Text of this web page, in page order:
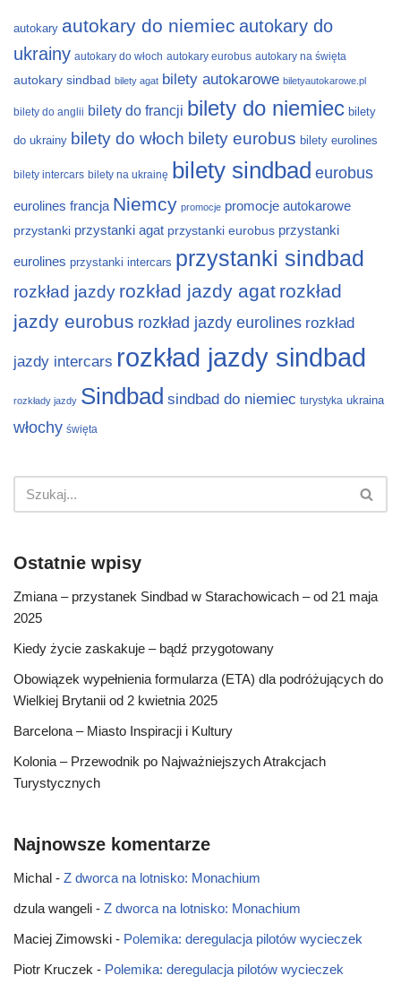
autokary autokary do niemiec autokary do
ukrainy autokary do włoch autokary eurobus autokary na święta
autokary sindbad bilety agat bilety autokarowe biletyautokarowe.pl
bilety do anglii bilety do francji bilety do niemiec bilety
do ukrainy bilety do włoch bilety eurobus bilety eurolines
bilety intercars bilety na ukrainę bilety sindbad eurobus
eurolines francja Niemcy promocje promocje autokarowe
przystanki przystanki agat przystanki eurobus przystanki
eurolines przystanki intercars przystanki sindbad
rozkład jazdy rozkład jazdy agat rozkład
jazdy eurobus rozkład jazdy eurolines rozkład
jazdy intercars rozkład jazdy sindbad
rozkłady jazdy Sindbad sindbad do niemiec turystyka ukraina
włochy święta
Ostatnie wpisy
Zmiana – przystanek Sindbad w Starachowicach – od 21 maja
2025
Kiedy życie zaskakuje – bądź przygotowany
Obowiązek wypełnienia formularza (ETA) dla podróżujących do
Wielkiej Brytanii od 2 kwietnia 2025
Barcelona – Miasto Inspiracji i Kultury
Kolonia – Przewodnik po Najważniejszych Atrakcjach
Turystycznych
Najnowsze komentarze
Michal - Z dworca na lotnisko: Monachium
dzula wangeli - Z dworca na lotnisko: Monachium
Maciej Zimowski - Polemika: deregulacja pilotów wycieczek
Piotr Kruczek - Polemika: deregulacja pilotów wycieczek